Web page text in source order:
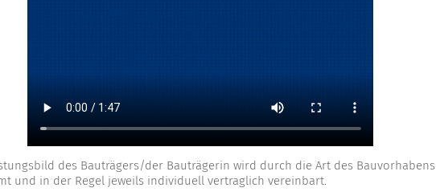
des Bauträgers/der Bauträgerin wird durch die Art des Bauvorhabens
und in der Regel jeweils individuell vertraglich vereinbart.